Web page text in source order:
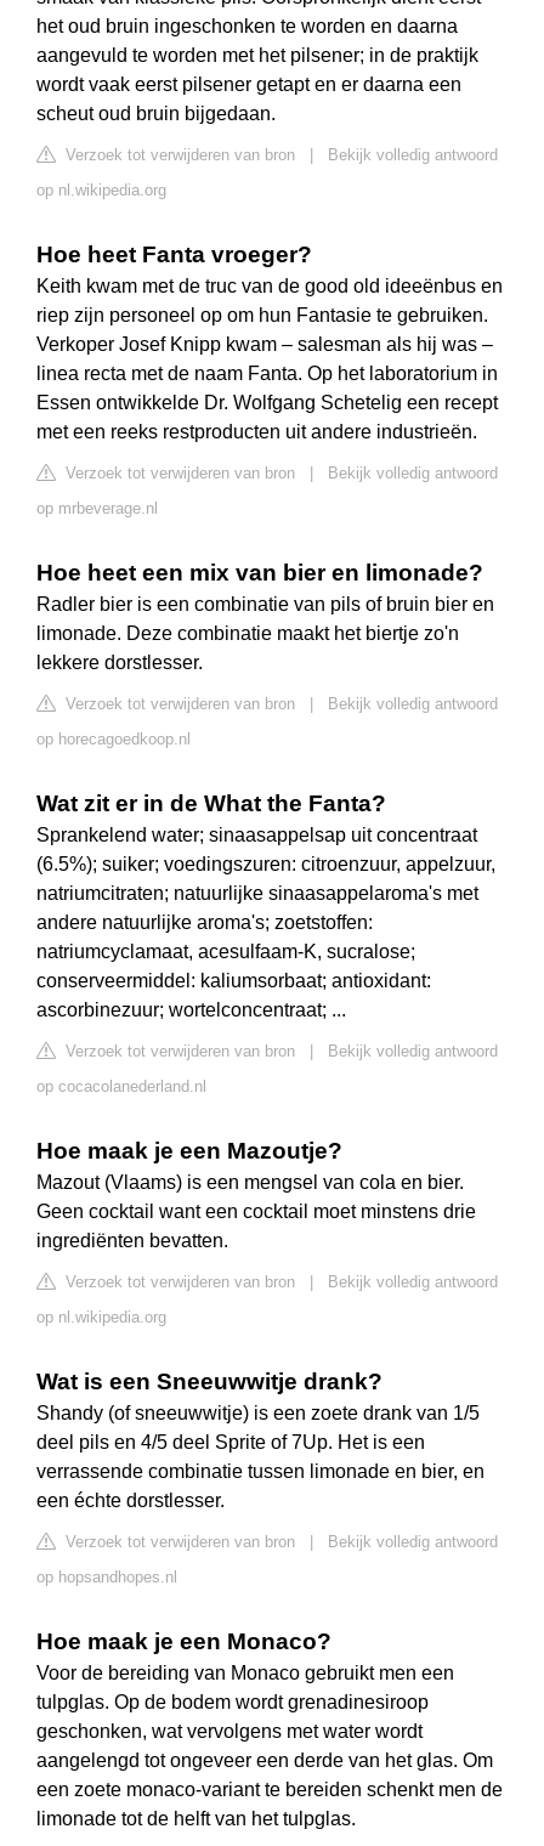
het oud bruin ingeschonken te worden en daarna
aangevuld te worden met het pilsener; in de praktijk
wordt vaak eerst pilsener getapt en er daarna een
scheut oud bruin bijgedaan.
Verzoek tot verwijderen van bron
Bekijk volledig antwoord
op nl.wikipedia.org
Hoe heet Fanta vroeger?
Keith kwam met de truc van de good old ideeënbus en
riep zijn personeel op om hun Fantasie te gebruiken.
Verkoper Josef Knipp kwam – salesman als hij was –
linea recta met de naam Fanta. Op het laboratorium in
Essen ontwikkelde Dr. Wolfgang Schetelig een recept
met een reeks restproducten uit andere industrieën.
Verzoek tot verwijderen van bron
Bekijk volledig antwoord
op mrbeverage.nl
Hoe heet een mix van bier en limonade?
Radler bier is een combinatie van pils of bruin bier en
limonade. Deze combinatie maakt het biertje zo'n
lekkere dorstlesser.
Verzoek tot verwijderen van bron
Bekijk volledig antwoord
op horecagoedkoop.nl
Wat zit er in de What the Fanta?
Sprankelend water; sinaasappelsap uit concentraat
(6.5%); suiker; voedingszuren: citroenzuur, appelzuur,
natriumcitraten; natuurlijke sinaasappelaroma's met
andere natuurlijke aroma's; zoetstoffen:
natriumcyclamaat, acesulfaam-K, sucralose;
conserveermiddel: kaliumsorbaat; antioxidant:
ascorbinezuur; wortelconcentraat; ...
Verzoek tot verwijderen van bron
Bekijk volledig antwoord
op cocacolanederland.nl
Hoe maak je een Mazoutje?
Mazout (Vlaams) is een mengsel van cola en bier.
Geen cocktail want een cocktail moet minstens drie
ingrediënten bevatten.
Verzoek tot verwijderen van bron
Bekijk volledig antwoord
op nl.wikipedia.org
Wat is een Sneeuwwitje drank?
Shandy (of sneeuwwitje) is een zoete drank van 1/5
deel pils en 4/5 deel Sprite of 7Up. Het is een
verrassende combinatie tussen limonade en bier, en
een échte dorstlesser.
Verzoek tot verwijderen van bron
Bekijk volledig antwoord
op hopsandhopes.nl
Hoe maak je een Monaco?
Voor de bereiding van Monaco gebruikt men een
tulpglas. Op de bodem wordt grenadinesiroop
geschonken, wat vervolgens met water wordt
aangelengd tot ongeveer een derde van het glas. Om
een zoete monaco-variant te bereiden schenkt men de
limonade tot de helft van het tulpglas.